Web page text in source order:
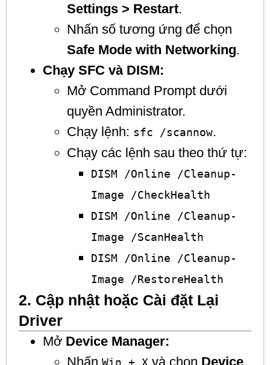
Settings > Restart.
Nhấn số tương ứng để chọn
Safe Mode with Networking.
Chạy SFC và DISM:
Mở Command Prompt dưới
quyền Administrator.
Chạy lệnh: sfc /scannow.
Chạy các lệnh sau theo thứ tự:
DISM /Online /Cleanup-
Image /CheckHealth
DISM /Online /Cleanup-
Image /ScanHealth
DISM /Online /Cleanup-
Image /RestoreHealth
2. Cập nhật hoặc Cài đặt Lại
Driver
Mở Device Manager:
Nhấn Win + X và chọn Device